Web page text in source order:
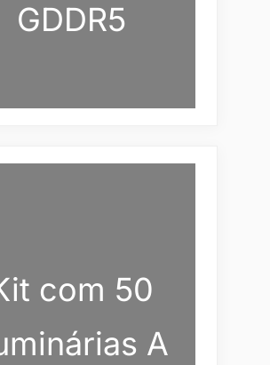
GDDR5
com 50
A